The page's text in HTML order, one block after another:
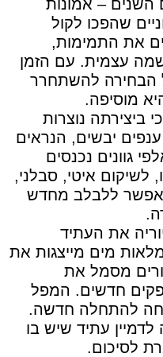
– אמונות
שהפכו לקול
את התמימות,
עצמית. עם הזמן
הבחירה להשתחרר
מוסיפה.
ביצירתה נוצרות
יבשים, הנראים
גוונים נכנסים
לשיקום איטי, סבלני,
ללבלב מחדש
את העתיד
מים מייצגות את
מסמל את
חדשים. המפל
להתחלה חדשה.
עתיד שיש בו
לסיכום.